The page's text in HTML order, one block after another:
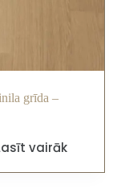
grīda –
vairāk